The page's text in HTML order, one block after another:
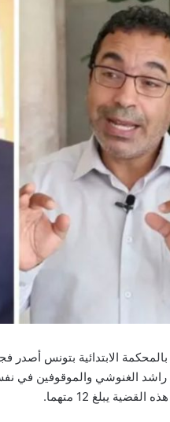
الابتدائية بتونس أصدر
الغنوشي والموقوفين في
يبلغ 12 متهما.